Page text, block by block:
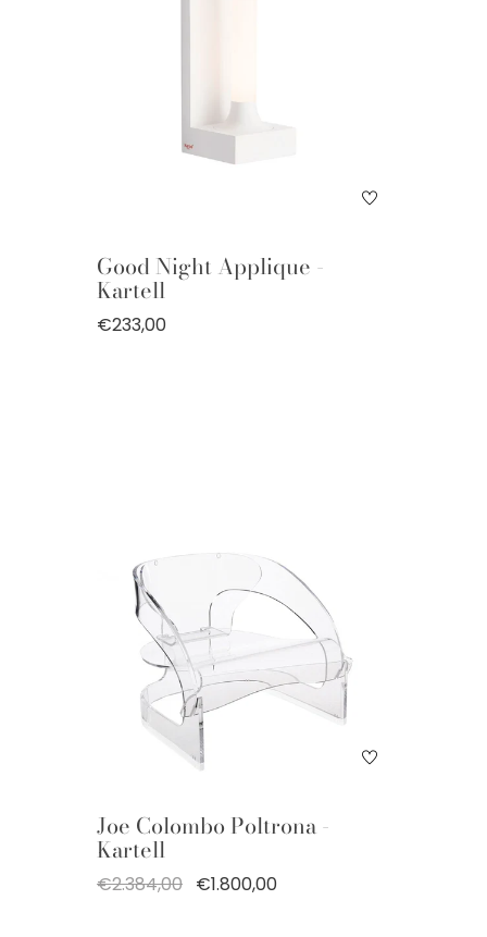
Good Night Applique -
Kartell
€233,00
Joe Colombo Poltrona -
Kartell
€2.384,00 €1.800,00